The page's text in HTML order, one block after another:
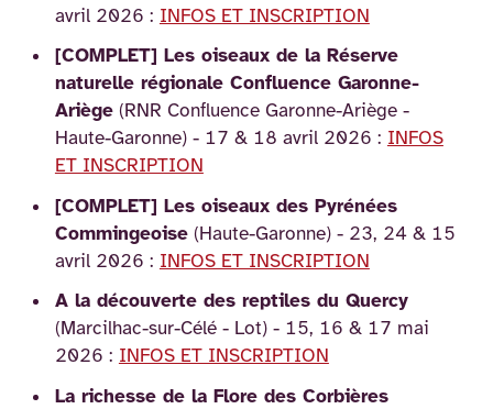
avril 2026 : INFOS ET INSCRIPTION
[COMPLET] Les oiseaux de la Réserve
naturelle régionale Confluence Garonne-
Ariège(RNR Confluence Garonne-Ariège -
Haute-Garonne) - 17 & 18 avril 2026 : INFOS
ET INSCRIPTION
[COMPLET] Les oiseaux des Pyrénées
Commingeoise(Haute-Garonne) - 23, 24 & 15
avril 2026 : INFOS ET INSCRIPTION
A la découverte des reptiles du Quercy
(Marcilhac-sur-Célé - Lot) - 15, 16 & 17 mai
2026 : INFOS ET INSCRIPTION
La richesse de la Flore des Corbières